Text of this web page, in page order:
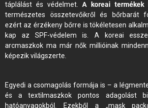
táplálást és védelmet.A koreai termékek
természetes összetevőikről és bőrbarát
ezért az érzékeny bőrre is tökéletesen
kap az SPF-védelem is. A koreai
arcmaszkok ma már nők millióinak
képezik világszerte.
Egyedi a csomagolás formája is – a
és a textilmaszkok pontos adagolást
hatóanyagokból. Ezekből a „mask